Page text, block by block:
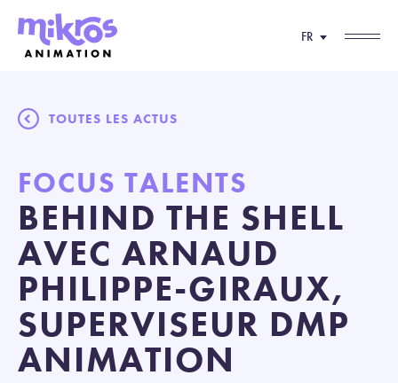
FR
TOUTES LES ACTUS
FOCUS TALENTS
BEHIND THE SHELL
AVEC ARNAUD
PHILIPPE-GIRAUX,
SUPERVISEUR DMP
ANIMATION